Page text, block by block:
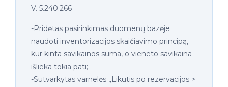
V. 5.240.266
-Pridėtas pasirinkimas duomenų bazėje
naudoti inventorizacijos skaičiavimo principą,
kur kinta savikainos suma, o vieneto savikaina
išlieka tokia pati;
-Sutvarkytas varnelės „Likutis po rezervacijos >